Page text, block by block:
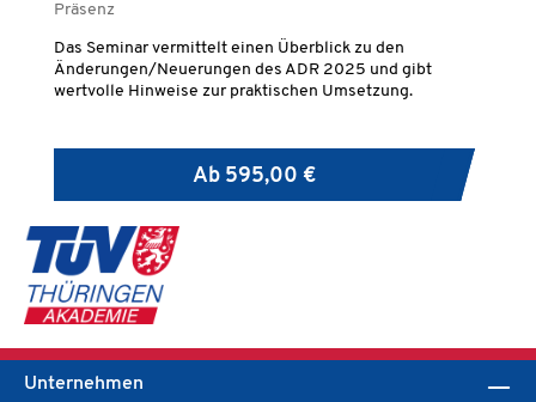
Präsenz
Das Seminar vermittelt einen Überblick zu den
Änderungen/Neuerungen des ADR 2025 und gibt
wertvolle Hinweise zur praktischen Umsetzung.
Ab 595,00 €
Unternehmen